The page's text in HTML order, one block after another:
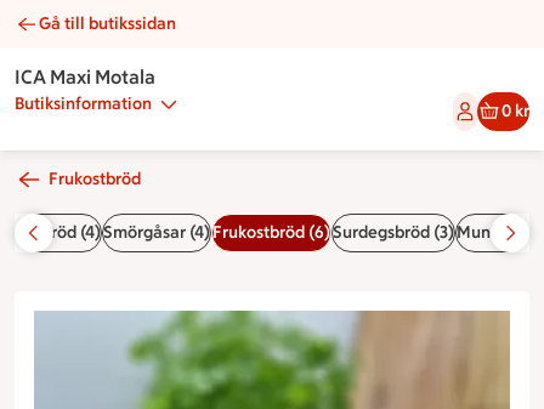
Källarfranska | Catering ICA Maxi Motala
Gå till butikssidan
ICA Maxi Motala
Butiksinformation 0 kr
Frukostbröd
Fikabröd (4)Smörgåsar (4)Frukostbröd (6)Surdegsbröd (3)Munkar &